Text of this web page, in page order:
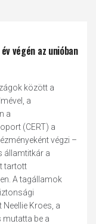
végén az unióban
között a
a
a
(CERT) a
végzi –
államtitkár a
tartott
A tagállamok
Neellie Kroes, a
be a